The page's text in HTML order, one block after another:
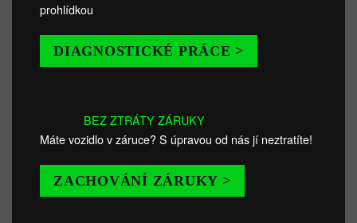
prohlídkou
DIAGNOSTICKÉ PRÁCE >
BEZ ZTRÁTY ZÁRUKY
Máte vozidlo v záruce? S úpravou od nás jí neztratíte!
ZACHOVÁNÍ ZÁRUKY >